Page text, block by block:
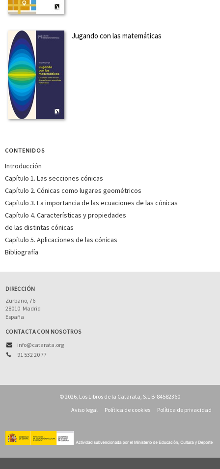
Jugando con las matemáticas
CONTENIDOS
Introducción
Capítulo 1. Las secciones cónicas
Capítulo 2. Cónicas como lugares geométricos
Capítulo 3. La importancia de las ecuaciones de las cónicas
Capítulo 4. Características y propiedades
de las distintas cónicas
Capítulo 5. Aplicaciones de las cónicas
Bibliografía
DIRECCIÓN
Zurbano, 76
28010 Madrid
España
CONTACTA CON NOSOTROS
info@catarata.org
91 532 20 77
© 2026, Los Libros de la Catarata, S.L B-84582360
Aviso legal
Política de cookies Política de privacidad